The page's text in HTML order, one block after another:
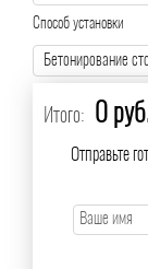
Способ установки
Итого: 0
Отправьте